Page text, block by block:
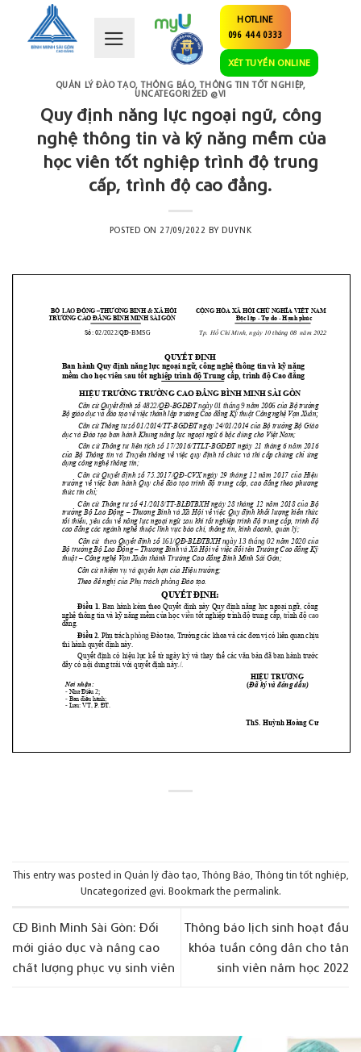
content
HOTLINE
096 444 0333
XÉT TUYỂN ONLINE
QUẢN LÝ ĐÀO TẠO,THÔNG BÁO,THÔNG TIN TỐT NGHIỆP,
UNCATEGORIZED @VI
Quy định năng lực ngoại ngữ, công
nghệ thông tin và kỹ năng mềm của
học viên tốt nghiệp trình độ trung
cấp, trình độ cao đẳng.
POSTED ON 27/09/2022 BYDUYNK
This entry was posted in Quản lý đào tạo, Thông Báo, Thông tin tốt nghiệp,
Uncategorized @vi. Bookmark the permalink.
CĐ Bình Minh Sài Gòn: Đổi
mới giáo dục và nâng cao
chất lượng phục vụ sinh viên
Thông báo lịch sinh hoạt đầu
khóa tuần công dân cho tân
sinh viên năm học 2022